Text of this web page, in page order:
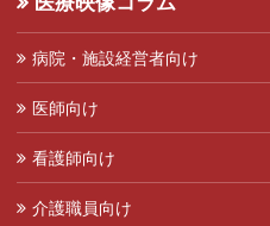
病院・施設経営者向け
医師向け
看護師向け
介護職員向け